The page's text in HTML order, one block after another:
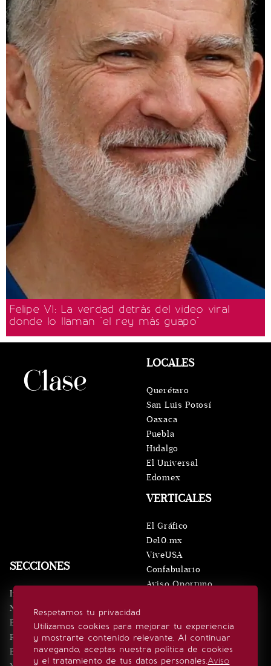
Felipe VI: La verdad detrás del video viral
donde lo llaman "el rey más guapo"
Respetamos tu privacidad
Utilizamos cookies para mejorar tu experiencia
y mostrarte contenido relevante. Al continuar
navegando, aceptas nuestra política de cookies
y el tratamiento de tus datos personales.Aviso
SECCIONES
Inicio
Noticias
Eventos
Realeza
Estilo de vida
VERTICALES
El Gráfico
De10.mx
ViveUSA
Confabulario
Aviso Oportuno
LOCALES
Querétaro
San Luis Potosí
Oaxaca
Puebla
Hidalgo
El Universal
Edomex
SÍGUENOS